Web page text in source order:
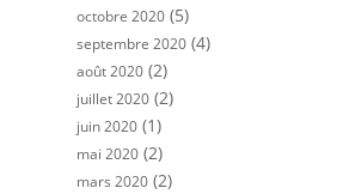
octobre 2020 (5)
septembre 2020 (4)
août 2020 (2)
juillet 2020 (2)
juin 2020 (1)
mai 2020 (2)
mars 2020 (2)